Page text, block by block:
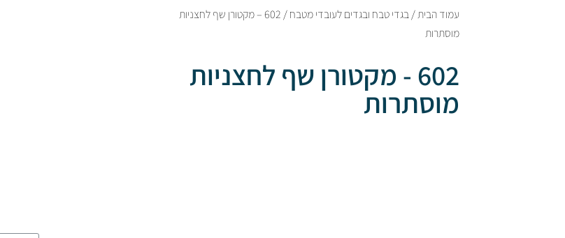
עמוד הבית/בגדי טבח ובגדים לעובדי מטבח
/ 602 – מקטורן שף לחצניות
מוסתרות
602 - מקטורן שף לחצניות
מוסתרות